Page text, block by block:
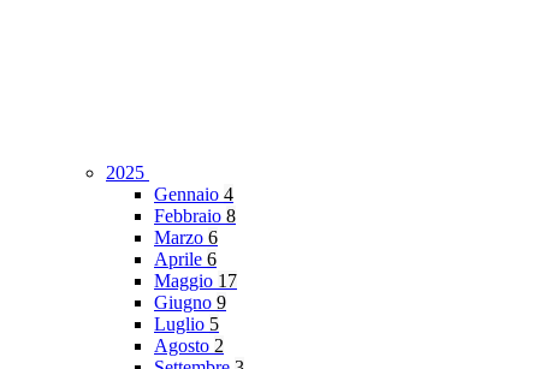
2025
Gennaio 4
Febbraio 8
Marzo 6
Aprile 6
Maggio 17
Giugno 9
Luglio 5
Agosto 2